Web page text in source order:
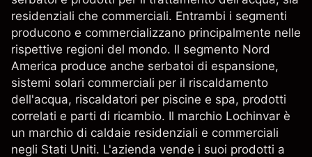
residenziali che commerciali. Entrambi i segmenti
producono e commercializzano principalmente nelle
rispettive regioni del mondo. Il segmento Nord
America produce anche serbatoi di espansione,
sistemi solari commerciali per il riscaldamento
dell'acqua, riscaldatori per piscine e spa, prodotti
correlati e parti di ricambio. Il marchio Lochinvar è
un marchio di caldaie residenziali e commerciali
negli Stati Uniti. L'azienda vende i suoi prodotti a